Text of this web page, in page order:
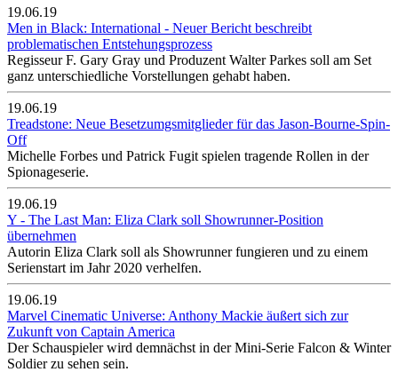
19.06.19
Men in Black: International - Neuer Bericht beschreibt
problematischen Entstehungsprozess
Regisseur F. Gary Gray und Produzent Walter Parkes soll am Set
ganz unterschiedliche Vorstellungen gehabt haben.
19.06.19
Treadstone: Neue Besetzumgsmitglieder für das Jason-Bourne-Spin-
Off
Michelle Forbes und Patrick Fugit spielen tragende Rollen in der
Spionageserie.
19.06.19
Y - The Last Man: Eliza Clark soll Showrunner-Position
übernehmen
Autorin Eliza Clark soll als Showrunner fungieren und zu einem
Serienstart im Jahr 2020 verhelfen.
19.06.19
Marvel Cinematic Universe: Anthony Mackie äußert sich zur
Zukunft von Captain America
Der Schauspieler wird demnächst in der Mini-Serie Falcon & Winter
Soldier zu sehen sein.